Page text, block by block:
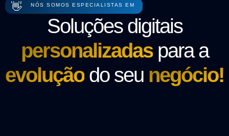
👋 NÓS SOMOS ESPECIALISTAS EM
Soluções digitais
personalizadaspara a
evolução do seu negócio!